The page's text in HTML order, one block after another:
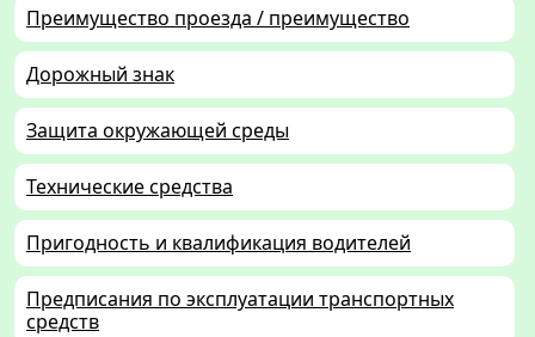
Преимущество проезда / преимущество
Дорожный знак
Защита окружающей среды
Технические средства
Пригодность и квалификация водителей
Предписания по эксплуатации транспортных
средств